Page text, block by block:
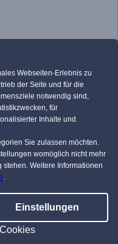
Webseiten-Erlebnis zu
der Seite und für die
notwendig sind,
für
Inhalte und
Sie zulassen möchten.
womöglich nicht mehr
Weitere Informationen
.
Einstellungen